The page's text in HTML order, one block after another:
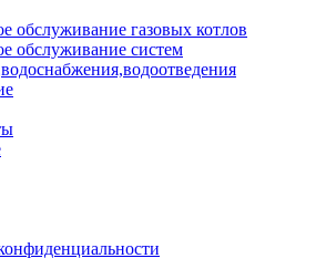
обслуживание газовых котлов
обслуживание систем